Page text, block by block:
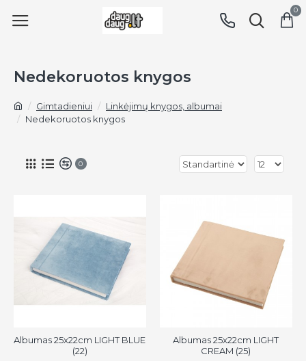
0
Gimtadieniui
Linkėjimų knygos, albumai
Nedekoruotos knygos
Nedekoruotos knygos
0
Albumas 25x22cm LIGHT BLUE
(22)
Albumas 25x22cm LIGHT
CREAM (25)